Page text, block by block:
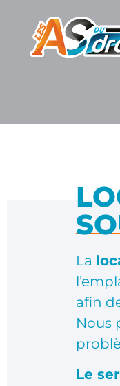
La
afin
Nous
Le